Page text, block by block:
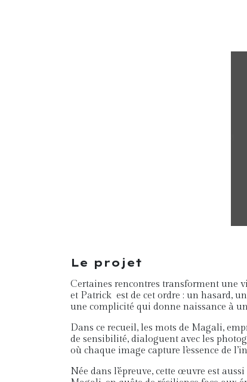
Le projet
Certaines rencontres transforment une
et Patrick est de cet ordre : un hasard,
une complicité qui donne naissance à
Dans ce recueil, les mots de Magali,
de sensibilité, dialoguent avec les
où chaque image capture l’essence de
Née dans l’épreuve, cette œuvre est